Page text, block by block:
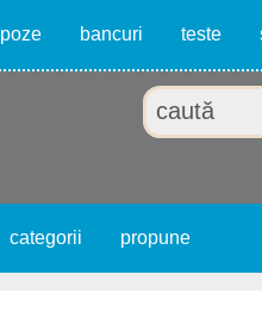
poze bancuri teste
categorii propune